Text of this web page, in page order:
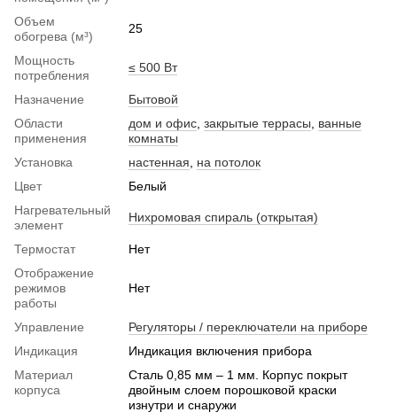
Объем
обогрева (м³)
25
Мощность
потребления
≤ 500 Вт
Назначение
Бытовой
Области
применения
дом и офис закрытые террасы
ванные
комнаты
Установка
настенная
на потолок
Цвет
Белый
Нагревательный
элемент
Нихромовая спираль (открытая)
Термостат
Нет
Отображение
режимов
работы
Нет
Управление
Регуляторы / переключатели на приборе
Индикация
Индикация включения прибора
Материал
корпуса
Сталь 0,85 мм – 1 мм. Корпус покрыт
двойным слоем порошковой краски
изнутри и снаружи